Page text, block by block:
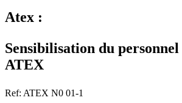
Atex :
Sensibilisation du
ATEX
Ref: ATEX N0 01-1